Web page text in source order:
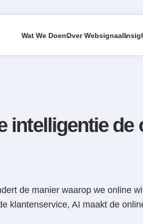
Wat We Doen
Webshop Tools
Voor Bureaus
Over Websignaal
intelligentie
de manier waarop we online
klantenservice, AI maakt de